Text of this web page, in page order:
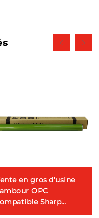
en gros d'usine
OPC
Sharp
pour Sharp SF